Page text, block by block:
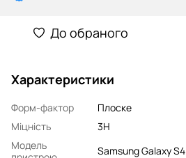
До обраного
Характеристики
Форм-фактор
Плоске
Міцність
3H
Модель
Samsung Galaxy S4